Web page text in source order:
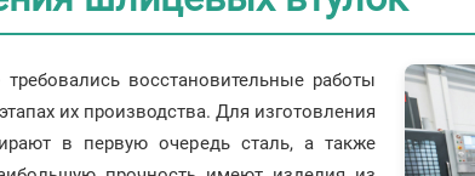
восстановительные работы
их производства. Для изготовления
в первую очередь сталь, а также